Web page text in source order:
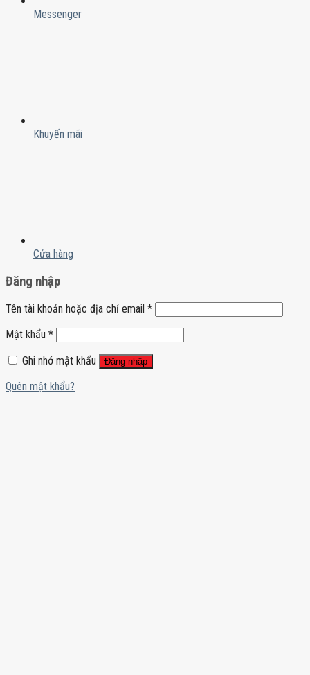
Messenger
Khuyến mãi
Cửa hàng
Đăng nhập
Tên tài khoản hoặc địa chỉ email *
Mật khẩu *
Ghi nhớ mật khẩu
Đăng nhập
Quên mật khẩu?